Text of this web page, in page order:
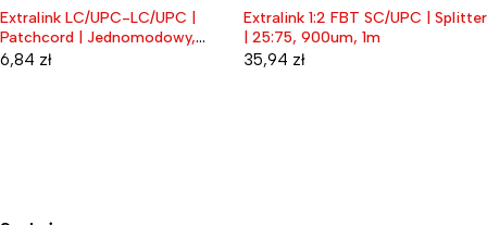
Extralink 1:2 FBT SC/UPC | Splitter
| 25:75, 900um, 1m
35,94zł